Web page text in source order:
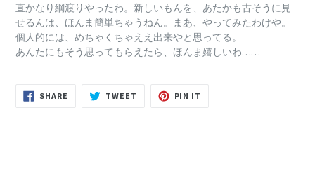
直かなり綱渡りやったわ。 新しいもんを、あたかも古そうに見
せるんは、ほんま簡単ちゃうねん。
まあ、やってみたわけや。
個人的には、めちゃくちゃええ出来やと思ってる。
あんたにもそう思ってもらえたら、ほんま嬉しいわ……
SHARE SHARE
TWEET TWEET
PIN IT